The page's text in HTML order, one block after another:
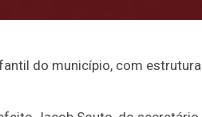
do município, com estrutura